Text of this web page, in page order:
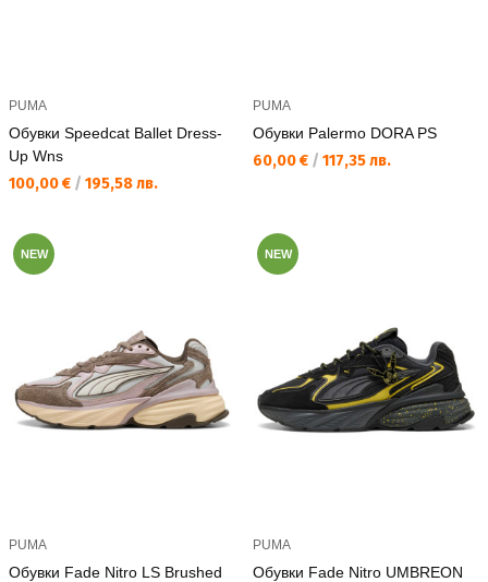
PUMA
Обувки Speedcat Ballet Dress-
Up Wns
Текуща цена:
100,00 € / 195,58 лв.
PUMA
Обувки Palermo DORA PS
Текуща цена:
60,00 € / 117,35 лв.
NEW
PUMA
Обувки Fade Nitro LS Brushed
NEW
PUMA
Обувки Fade Nitro UMBREON